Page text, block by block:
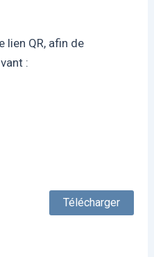
lien QR, afin de
:
Télécharger